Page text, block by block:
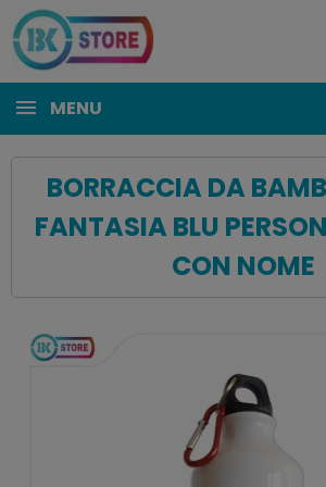
MENU
BORRACCIA DA
FANTASIA BLU
CON NOME